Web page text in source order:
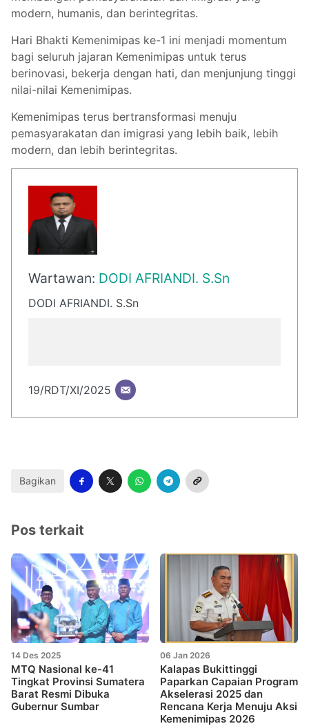
modern, humanis, dan berintegritas.
Hari Bhakti Kemenimipas ke-1 ini menjadi momentum
bagi seluruh jajaran Kemenimipas untuk terus
berinovasi, bekerja dengan hati, dan menjunjung tinggi
nilai-nilai Kemenimipas.
Kemenimipas terus bertransformasi menuju
pemasyarakatan dan imigrasi yang lebih baik, lebih
modern, dan lebih berintegritas.
Wartawan: DODI AFRIANDI. S.Sn
DODI AFRIANDI. S.Sn
19/RDT/XI/2025
Bagikan
Pos terkait
14 Des 2025
MTQ Nasional ke-41
Tingkat Provinsi Sumatera
Barat Resmi Dibuka
Gubernur Sumbar
06 Jan 2026
Kalapas Bukittinggi
Paparkan Capaian Program
Akselerasi 2025 dan
Rencana Kerja Menuju Aksi
Kemenimipas 2026